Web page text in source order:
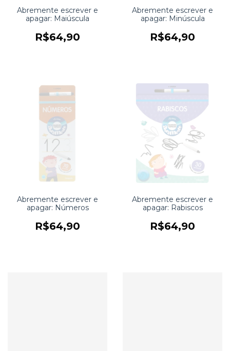
Abremente escrever e
apagar: Maiúscula
R$64,90
Abremente escrever e
apagar: Minúscula
R$64,90
Abremente escrever e
apagar: Números
R$64,90
Abremente escrever e
apagar: Rabiscos
R$64,90